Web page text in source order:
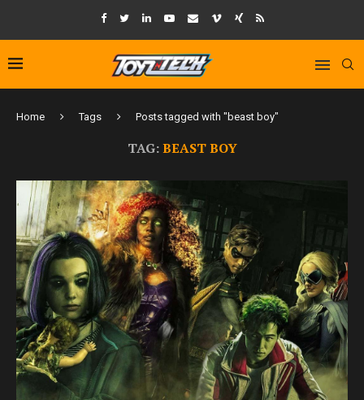
Home Tags Posts tagged with "beast boy"
TAG:BEAST BOY